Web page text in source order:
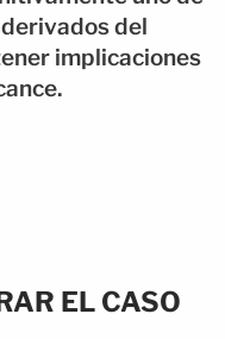
del
implicaciones
EL CASO